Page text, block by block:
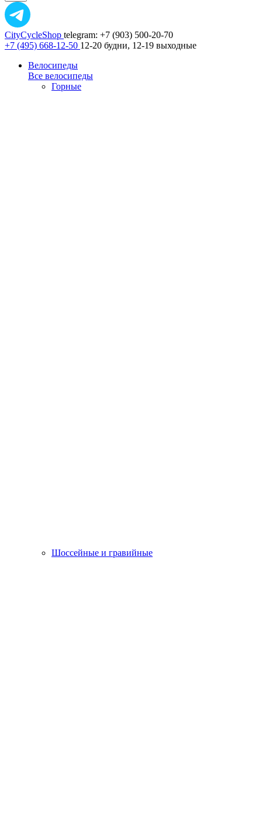
CityCycleShop telegram: +7 (903) 500-20-70
+7 (495) 668-12-50 12-20 будни, 12-19 выходные
Велосипеды
Все велосипеды
Горные
Шоссейные и гравийные